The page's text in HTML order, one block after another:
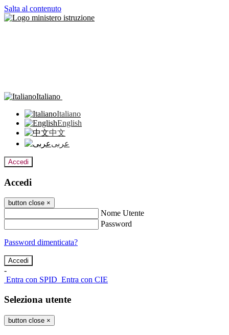
Salta al contenuto
Italiano
Italiano
English
中文
عربى
Accedi
Accedi
button close ×
Nome Utente
Password
Password dimenticata?
-
Entra con SPID Entra con CIE
Seleziona utente
button close ×